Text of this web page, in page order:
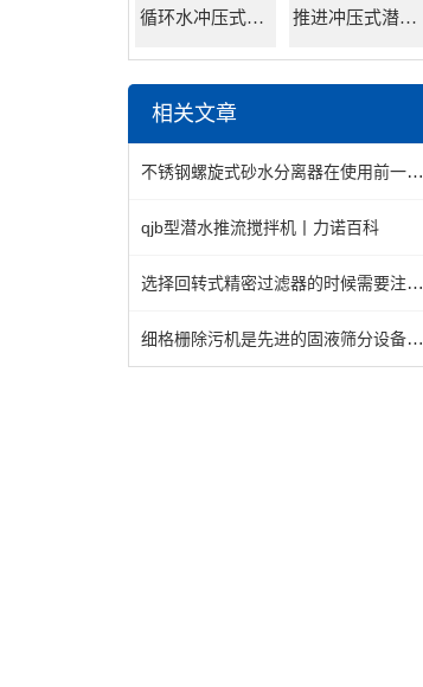
循环水冲压式潜水搅拌机 推进冲压式潜水搅拌机
相关文章
不锈钢螺旋式砂水分离器在使用前一定要先来了解下这些
qjb型潜水推流搅拌机丨力诺百科
选择回转式精密过滤器的时候需要注意哪些方面？
细格栅除污机是先进的固液筛分设备之一